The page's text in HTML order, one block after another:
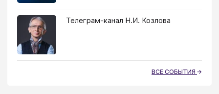
Телеграм-канал Н.И. Козлова
ВСЕ СОБЫТИЯ